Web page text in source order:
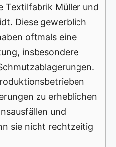
Textilfabrik Müller und
Diese gewerblich
oftmals eine
insbesondere
zu erheblichen
und
sie nicht rechtzeitig